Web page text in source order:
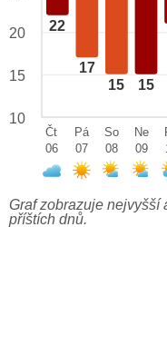
22
17
15 15
20
15
10
Čt
06
Pá
07
So
08
Ne
09
Graf zobrazuje nejvyšší
příštích dnů.